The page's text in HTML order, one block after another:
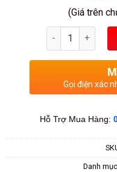
(Giá trên
Số lượng
Gọi điện xác
Hỗ Trợ Mua Hàng:
Danh